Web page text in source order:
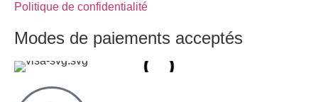
Politique de confidentialité
Modes de paiements acceptés